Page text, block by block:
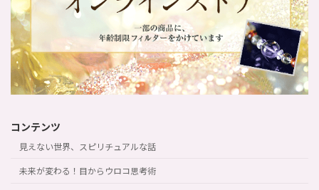
コンテンツ
見えない世界、スピリチュアルな話
未来が変わる！目からウロコ思考術